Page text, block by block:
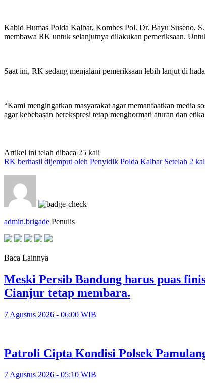
Kabid Humas Polda Kalbar, Kombes Pol. Dr. Bayu Suseno,
membawa RK untuk selanjutnya dilakukan pemeriksaan.
Saat ini, RK sedang menjalani pemeriksaan lebih lanjut di
“Kami mengingatkan masyarakat agar memanfaatkan media
agar kebebasan berekspresi tetap menghormati aturan dan
Artikel ini telah dibaca 25 kali
RK berhasil dijemput oleh Penyidik Polda Kalbar Setelah 2
admin.brigade Penulis
Baca Lainnya
Meski Persib Bandung harus puas
Cianjur tetap membara.
7 Agustus 2026 - 06:00 WIB
Patroli Cipta Kondisi Polsek
7 Agustus 2026 - 05:10 WIB